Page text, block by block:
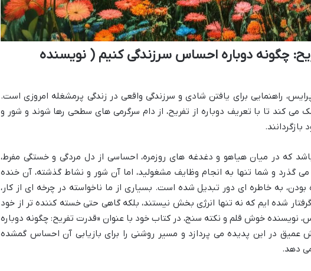
چگونه دوباره احساس سرزندگی کنیم ( نویسنده
راهنمایی برای یافتن شادی و سرزندگی واقعی در زندگی پرمشغله امروزی است.
می کند تا با تعریف دوباره از تفریح، از دام سرگرمی های سطحی رها شوند و شور و
که در میان هیاهو و دغدغه های روزمره، احساسی از دل مردگی و خستگی مفرط،
می گذرد و شما تنها به انجام وظایف مشغولید، اما آن شور و نشاط گذشته، آن خنده
به خاطره ای دور تبدیل شده است. بسیاری از ما ناخواسته در چرخه ای از کار،
شده ایم که نه تنها انرژی بخش نیستند، بلکه گاهی حتی خسته کننده تر از خود
نویسنده خوش قلم و نکته سنج، در کتاب خود با عنوان «قدرت تفریح: چگونه دوباره
عمیق در این پدیده می پردازد و مسیر روشنی را برای بازیابی آن احساس گمشده
دهد.